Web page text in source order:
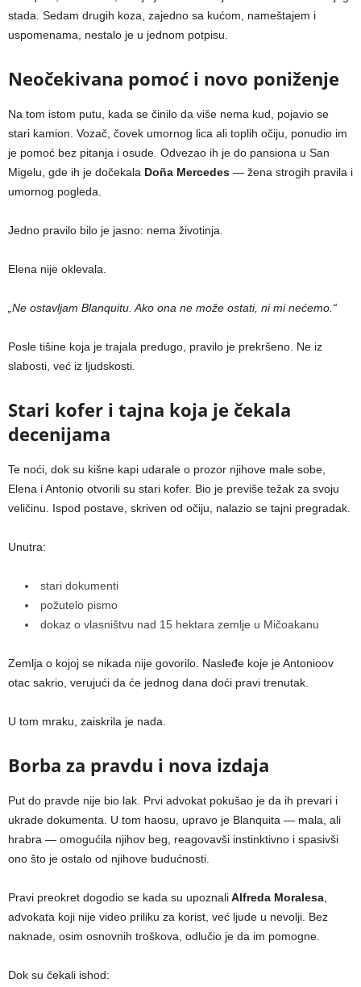
stada. Sedam drugih koza, zajedno sa kućom, nameštajem i
uspomenama, nestalo je u jednom potpisu.
Neočekivana pomoć i novo poniženje
Na tom istom putu, kada se činilo da više nema kud, pojavio se
stari kamion. Vozač, čovek umornog lica ali toplih očiju, ponudio im
je pomoć bez pitanja i osude. Odvezao ih je do pansiona u San
Migelu, gde ih je dočekala Doña Mercedes — žena strogih pravila i
umornog pogleda.
Jedno pravilo bilo je jasno: nema životinja.
Elena nije oklevala.
„Ne ostavljam Blanquitu. Ako ona ne može ostati, ni mi nećemo.“
Posle tišine koja je trajala predugo, pravilo je prekršeno. Ne iz
slabosti, već iz ljudskosti.
Stari kofer i tajna koja je čekala
decenijama
Te noći, dok su kišne kapi udarale o prozor njihove male sobe,
Elena i Antonio otvorili su stari kofer. Bio je previše težak za svoju
veličinu. Ispod postave, skriven od očiju, nalazio se tajni pregradak.
Unutra:
stari dokumenti
požutelo pismo
dokaz o vlasništvu nad 15 hektara zemlje u Mičoakanu
Zemlja o kojoj se nikada nije govorilo. Nasleđe koje je Antonioov
otac sakrio, verujući da će jednog dana doći pravi trenutak.
U tom mraku, zaiskrila je nada.
Borba za pravdu i nova izdaja
Put do pravde nije bio lak. Prvi advokat pokušao je da ih prevari i
ukrade dokumenta. U tom haosu, upravo je Blanquita — mala, ali
hrabra — omogućila njihov beg, reagovavši instinktivno i spasivši
ono što je ostalo od njihove budućnosti.
Pravi preokret dogodio se kada su upoznaliAlfreda Moralesa,
advokata koji nije video priliku za korist, već ljude u nevolji. Bez
naknade, osim osnovnih troškova, odlučio je da im pomogne.
Dok su čekali ishod: